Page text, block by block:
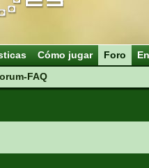
Cómo jugar
Foro
FAQ